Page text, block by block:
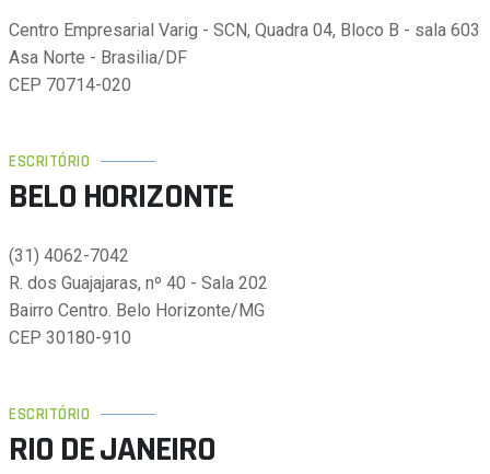
Centro Empresarial Varig - SCN, Quadra 04, Bloco B - sala 603
Asa Norte - Brasilia/DF
CEP 70714-020
ESCRITÓRIO
BELO HORIZONTE
(31) 4062-7042
R. dos Guajajaras, nº 40 - Sala 202
Bairro Centro. Belo Horizonte/MG
CEP 30180-910
ESCRITÓRIO
RIO DE JANEIRO